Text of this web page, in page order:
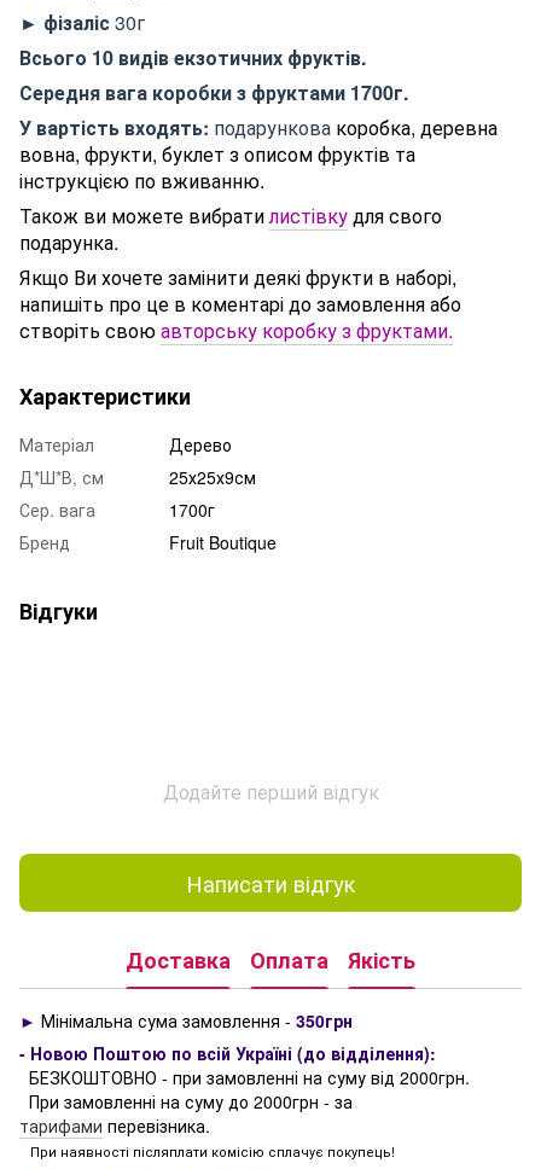
► фізаліс30г
Всього 10 видів екзотичних фруктів.
Середня вага коробки з фруктами 1700г.
У вартість входять: подарункова коробка, деревна
вовна, фрукти, буклет з описом фруктів та
інструкцією по вживанню.
Також ви можете вибратилистівкудля свого
подарунка.
Якщо Ви хочете замінити деякі фрукти в наборі,
напишіть про це в коментарі до замовлення або
створіть своюавторську коробку з фруктами.
Характеристики
Матеріал
Дерево
Д*Ш*В, см
25х25х9см
Сер. вага
1700г
Бренд
Fruit Boutique
Відгуки
Додайте перший відгук
Написати відгук
Доставка Оплата Якість
► Мінімальна сума замовлення - 350грн
- Новою Поштою по всій Україні (до відділення):
БЕЗКОШТОВНО - при замовленні на суму від 2000грн.
При замовленні на суму до 2000грн - за
тарифами перевізника.
При наявності післяплати комісію сплачує покупець!